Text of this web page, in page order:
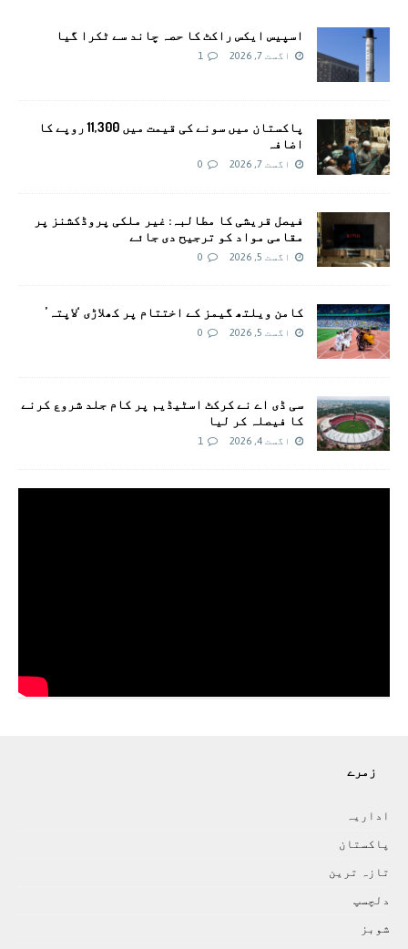
اسپیس ایکس راکٹ کا حصہ چاند سے ٹکرا گیا
اگست 7, 2026 1
پاکستان میں سونے کی قیمت میں 11,300 روپے کا
اضافہ
اگست 7, 2026 0
فیصل قریشی کا مطالبہ: غیر ملکی پروڈکشنز پر
مقامی مواد کو ترجیح دی جائے
اگست 5, 2026 0
کامن ویلتھ گیمز کے اختتام پر کھلاڑی ‘لاپتہ’
اگست 5, 2026 0
سی ڈی اے نے کرکٹ اسٹیڈیم پر کام جلد شروع کرنے
کا فیصلہ کر لیا
اگست 4, 2026 1
زمرے
اداريہ
پاکستان
تازہ ترين
دلچسپ
شوبز